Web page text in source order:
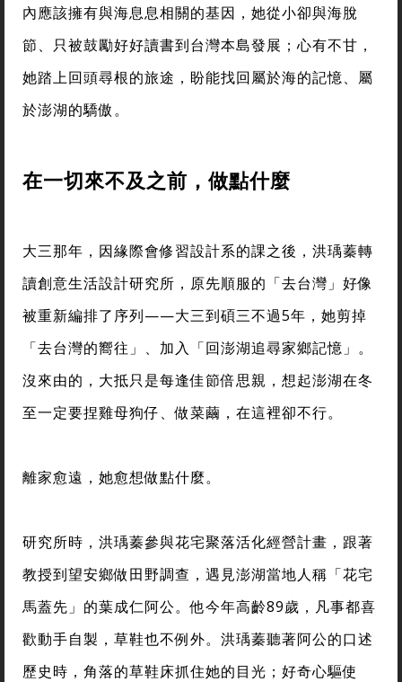
內應該擁有與海息息相關的基因，她從小卻與海脫
節、只被鼓勵好好讀書到台灣本島發展；心有不甘，
她踏上回頭尋根的旅途，盼能找回屬於海的記憶、屬
於澎湖的驕傲。
在一切來不及之前，做點什麼
大三那年，因緣際會修習設計系的課之後，洪瑀蓁轉
讀創意生活設計研究所，原先順服的「去台灣」好像
被重新編排了序列——大三到碩三不過5年，她剪掉
「去台灣的嚮往」、加入「回澎湖追尋家鄉記憶」。
沒來由的，大抵只是每逢佳節倍思親，想起澎湖在冬
至一定要捏雞母狗仔、做菜繭，在這裡卻不行。
離家愈遠，她愈想做點什麼。
研究所時，洪瑀蓁參與花宅聚落活化經營計畫，跟著
教授到望安鄉做田野調查，遇見澎湖當地人稱「花宅
馬蓋先」的葉成仁阿公。他今年高齡89歲，凡事都喜
歡動手自製，草鞋也不例外。洪瑀蓁聽著阿公的口述
歷史時，角落的草鞋床抓住她的目光；好奇心驅使